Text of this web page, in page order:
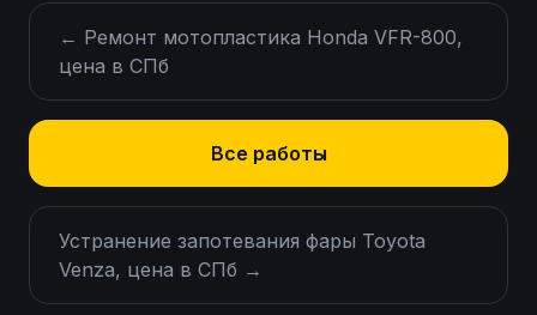
← Ремонт мотопластика Honda VFR-800,
цена в СПб
Все работы
Устранение запотевания фары Toyota
Venza, цена в СПб →